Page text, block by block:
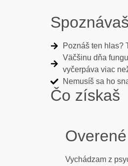
Poznáš ten hlas?
Väčšinu dňa
vyčerpáva viac
Nemusíš sa ho
Čo získaš
Vychádzam z